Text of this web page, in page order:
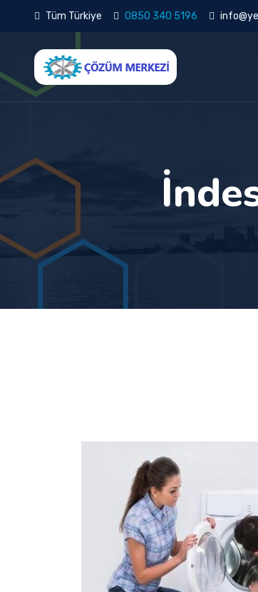
Tüm Türkiye 0850 340 5196